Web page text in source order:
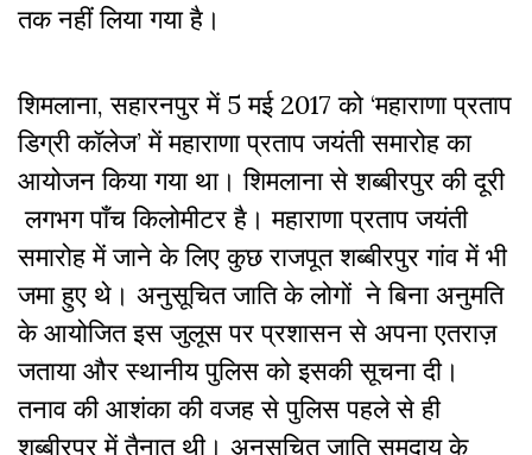
तक नहीं लिया गया है।
शिमलाना, सहारनपुर में 5 मई 2017 को ‘महाराणा प्रताप
डिग्री कॉलेज’ में महाराणा प्रताप जयंती समारोह का
आयोजन किया गया था। शिमलाना से शब्बीरपुर की दूरी
लगभग पाँच किलोमीटर है। महाराणा प्रताप जयंती
समारोह में जाने के लिए कुछ राजपूत शब्बीरपुर गांव में भी
जमा हुए थे। अनुसूचित जाति के लोगों ने बिना अनुमति
के आयोजित इस जुलूस पर प्रशासन से अपना एतराज़
जताया और स्थानीय पुलिस को इसकी सूचना दी।
तनाव की आशंका की वजह से पुलिस पहले से ही
शब्बीरपुर में तैनात थी। अनुसूचित जाति समुदाय के